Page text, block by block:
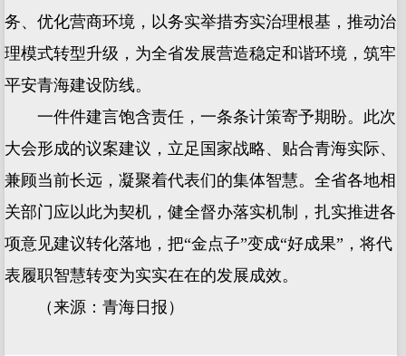
务、优化营商环境，以务实举措夯实治理根基，推动治
理模式转型升级，为全省发展营造稳定和谐环境，筑牢
平安青海建设防线。
一件件建言饱含责任，一条条计策寄予期盼。此次
大会形成的议案建议，立足国家战略、贴合青海实际、
兼顾当前长远，凝聚着代表们的集体智慧。全省各地相
关部门应以此为契机，健全督办落实机制，扎实推进各
项意见建议转化落地，把“金点子”变成“好成果”，将代
表履职智慧转变为实实在在的发展成效。
（来源：青海日报）